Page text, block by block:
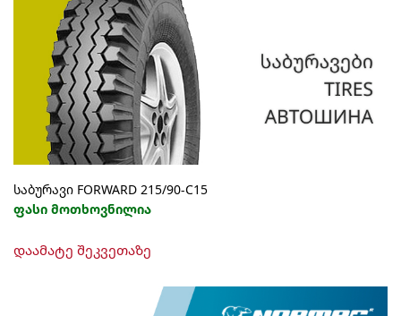
საბურავი FORWARD 215/90-C15
ფასი მოთხოვნილია
დაამატე შეკვეთაზე